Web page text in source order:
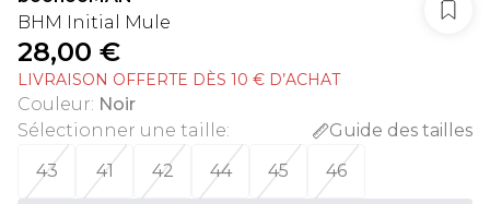
BHM Initial Mule
28,00 €
LIVRAISON OFFERTE DÈS 10 € D’ACHAT
Couleur: Noir
Sélectionner une taille:
Guide des tailles
43
41 42 44 45 46